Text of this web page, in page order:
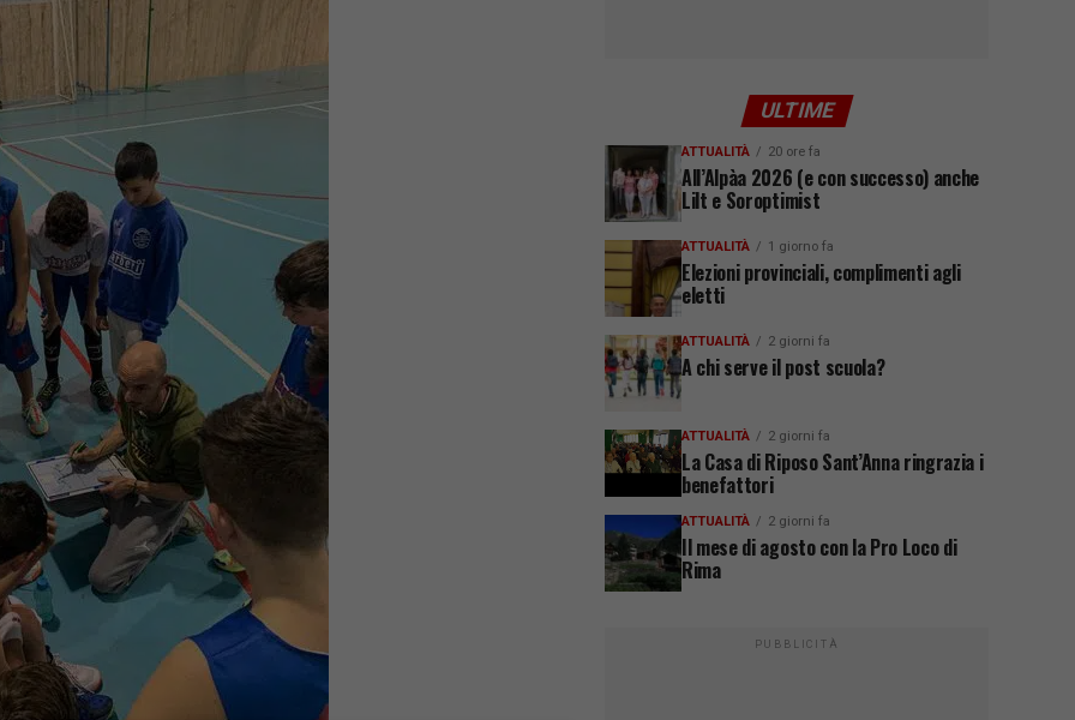
ULTIME
ATTUALITÀ 20 ore fa
All’Alpàa 2026 (e con successo) anche
Lilt e Soroptimist
ATTUALITÀ 1 giorno fa
Elezioni provinciali, complimenti agli
eletti
ATTUALITÀ 2 giorni fa
A chi serve il post scuola?
ATTUALITÀ 2 giorni fa
La Casa di Riposo Sant’Anna ringrazia i
benefattori
ATTUALITÀ 2 giorni fa
Il mese di agosto con la Pro Loco di
Rima
PUBBLICITÀ